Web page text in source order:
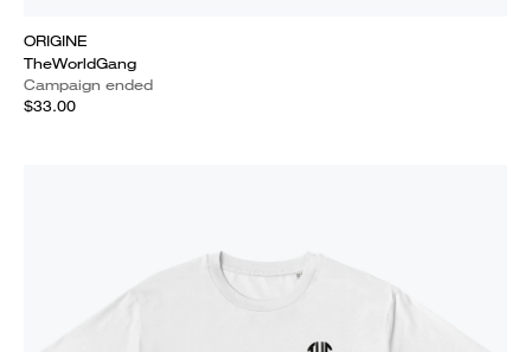
ORIGINE
TheWorldGang
Campaign ended
$33.00